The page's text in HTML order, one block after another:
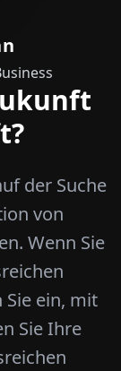
der Suche
von
Wenn Sie
ein, mit
Sie Ihre